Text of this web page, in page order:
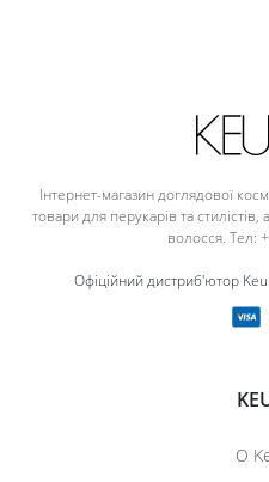
Інтернет-магазин доглядової
товари для перукарів та
волосся. Тел:
Офіційний дистриб'ютор
О